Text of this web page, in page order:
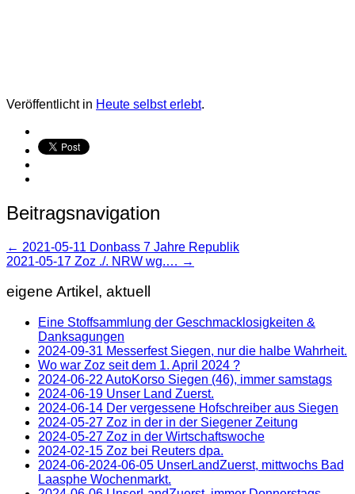
Veröffentlicht in Heute selbst erlebt.
Beitragsnavigation
← 2021-05-11 Donbass 7 Jahre Republik
2021-05-17 Zoz ./. NRW wg.… →
eigene Artikel, aktuell
Eine Stoffsammlung der Geschmacklosigkeiten &
Danksagungen
2024-09-31 Messerfest Siegen, nur die halbe Wahrheit.
Wo war Zoz seit dem 1. April 2024 ?
2024-06-22 AutoKorso Siegen (46), immer samstags
2024-06-19 Unser Land Zuerst.
2024-06-14 Der vergessene Hofschreiber aus Siegen
2024-05-27 Zoz in der in der Siegener Zeitung
2024-05-27 Zoz in der Wirtschaftswoche
2024-02-15 Zoz bei Reuters dpa.
2024-06-2024-06-05 UnserLandZuerst, mittwochs Bad
Laasphe Wochenmarkt.